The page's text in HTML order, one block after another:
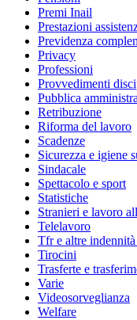
Premi Inail
Prestazioni
Previdenza
Privacy
Professioni
Provvedimenti
Pubblica
Retribuzione
Riforma del lavoro
Scadenze
Sicurezza e igiene
Sindacale
Spettacolo e sport
Statistiche
Stranieri e lavoro
Telelavoro
Tfr e altre
Tirocini
Trasferte e
Varie
Videosorveglianza
Welfare